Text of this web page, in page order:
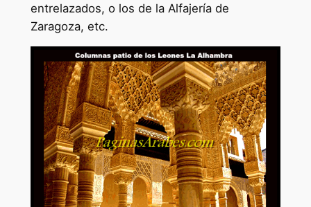
entrelazados, o los de la Alfajería de
Zaragoza, etc.